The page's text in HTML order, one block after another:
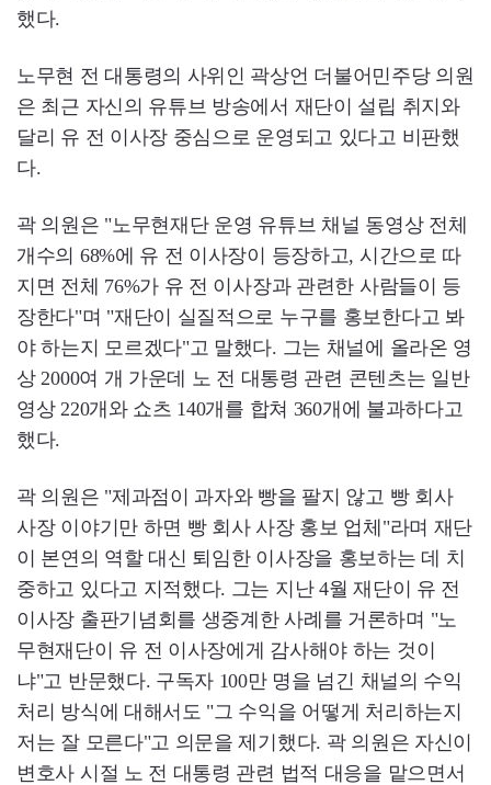
했다.
노무현 전 대통령의 사위인 곽상언 더불어민주당 의원
은 최근 자신의 유튜브 방송에서 재단이 설립 취지와
달리 유 전 이사장 중심으로 운영되고 있다고 비판했
다.
곽 의원은 "노무현재단 운영 유튜브 채널 동영상 전체
개수의 68%에 유 전 이사장이 등장하고, 시간으로 따
지면 전체 76%가 유 전 이사장과 관련한 사람들이 등
장한다"며 "재단이 실질적으로 누구를 홍보한다고 봐
야 하는지 모르겠다"고 말했다. 그는 채널에 올라온 영
상 2000여 개 가운데 노 전 대통령 관련 콘텐츠는 일반
영상 220개와 쇼츠 140개를 합쳐 360개에 불과하다고
했다.
곽 의원은 "제과점이 과자와 빵을 팔지 않고 빵 회사
사장 이야기만 하면 빵 회사 사장 홍보 업체"라며 재단
이 본연의 역할 대신 퇴임한 이사장을 홍보하는 데 치
중하고 있다고 지적했다. 그는 지난 4월 재단이 유 전
이사장 출판기념회를 생중계한 사례를 거론하며 "노
무현재단이 유 전 이사장에게 감사해야 하는 것이
냐"고 반문했다. 구독자 100만 명을 넘긴 채널의 수익
처리 방식에 대해서도 "그 수익을 어떻게 처리하는지
저는 잘 모른다"고 의문을 제기했다. 곽 의원은 자신이
변호사 시절 노 전 대통령 관련 법적 대응을 맡으면서